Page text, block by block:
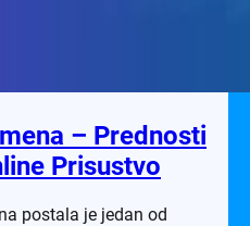
– Prednosti
Prisustvo
postala je jedan od